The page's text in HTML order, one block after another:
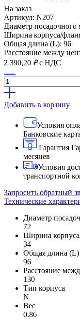
На заказ
Артикул: N207
Диаметр
Ширина корпуса/
Общая длина (L): 96
Расстояние между
2 390,20 ₽ с НДС
Добавить в корзину
Условия
Банковские
Гарантия
месяцев
Условия
транспортной
Запросить обратный
Технические
Диаметр
72
Ширина
34
Общая длина (L)
96
Расстояние
130
Тип корпуса
N
Вес
0.86